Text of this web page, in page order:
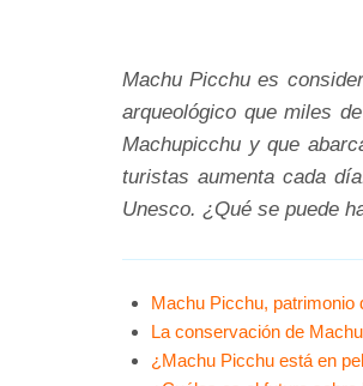
Machu Picchu es
arqueológico que miles
Machupicchu y que
turistas aumenta cada
Unesco. ¿Qué se puede
Machu Picchu, patrimonio
La conservación de
¿Machu Picchu está en